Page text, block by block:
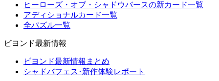
ヒーローズ・オブ・シャドウバースの新カード一覧
アディショナルカード一覧
全パズル一覧
ビヨンド最新情報
ビヨンド最新情報まとめ
シャドバフェス･新作体験レポート